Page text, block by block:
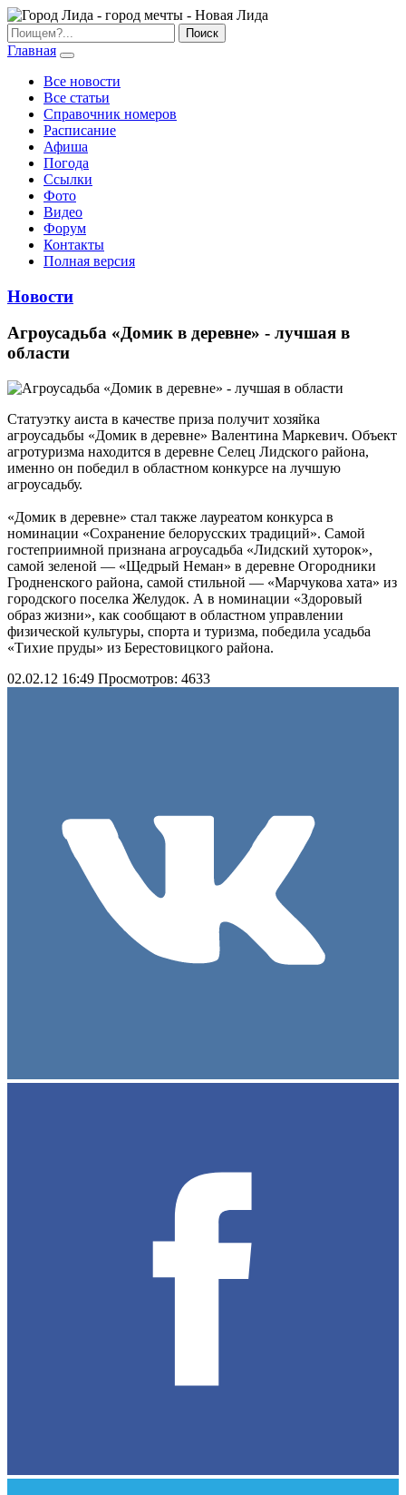
Главная
Все новости
Все статьи
Справочник номеров
Расписание
Афиша
Погода
Ссылки
Фото
Видео
Форум
Контакты
Полная версия
Новости
Агроусадьба «Домик в деревне» - лучшая в
области
Статуэтку аиста в качестве приза получит хозяйка
агроусадьбы «Домик в деревне» Валентина Маркевич. Объект
агротуризма находится в деревне Селец Лидского района,
именно он победил в областном конкурсе на лучшую
агроусадьбу.
«Домик в деревне» стал также лауреатом конкурса в
номинации «Сохранение белорусских традиций». Самой
гостеприимной признана агроусадьба «Лидский хуторок»,
самой зеленой — «Щедрый Неман» в деревне Огородники
Гродненского района, самой стильной — «Марчукова хата» из
городского поселка Желудок. А в номинации «Здоровый
образ жизни», как сообщают в областном управлении
физической культуры, спорта и туризма, победила усадьба
«Тихие пруды» из Берестовицкого района.
02.02.12 16:49 Просмотров: 4633